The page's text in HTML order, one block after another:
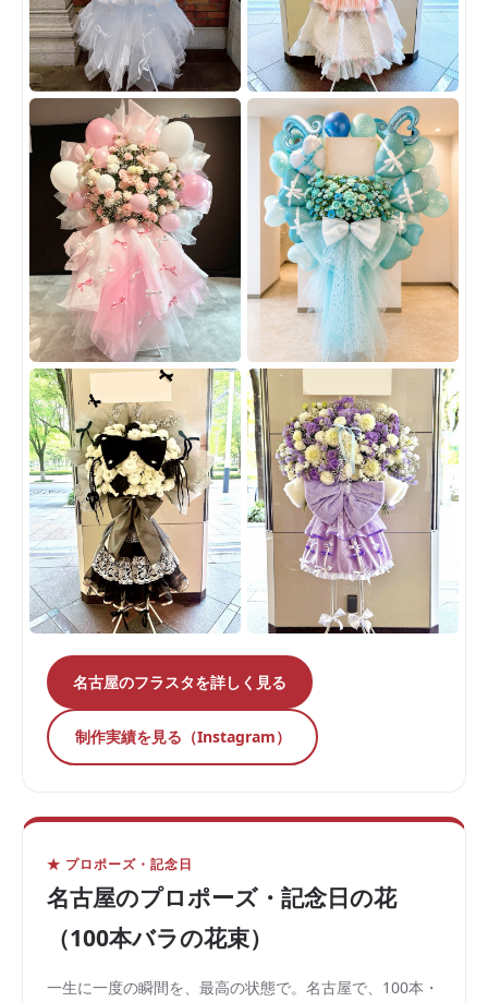
名古屋のフラスタを詳しく見る
制作実績を見る（Instagram）
★ プロポーズ・記念日
名古屋のプロポーズ・記念日の花
（100本バラの花束）
一生に一度の瞬間を、最高の状態で。名古屋で、100本・